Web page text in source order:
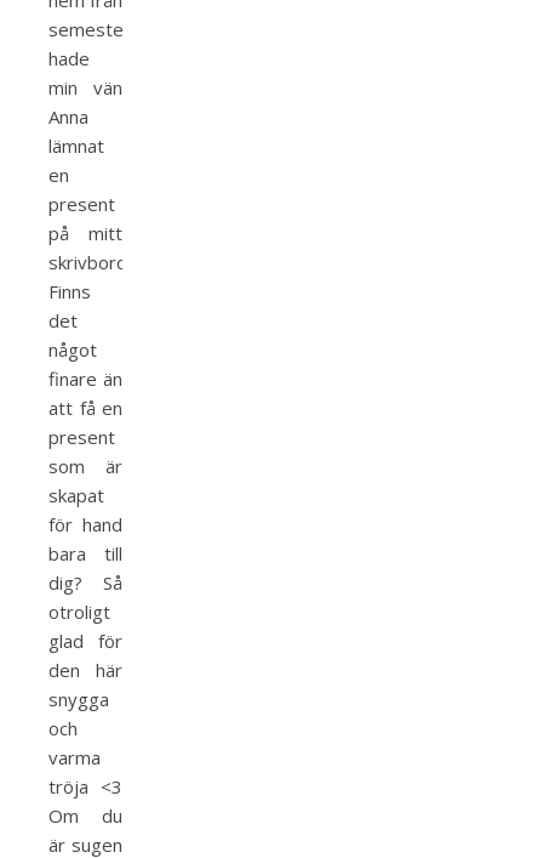
semestern
hade
min vän
Anna
lämnat
en
present
på mitt
skrivbord.
Finns
det
något
finare än
att få en
present
som är
skapat
för hand
bara till
dig? Så
otroligt
glad för
den här
snygga
och
varma
tröja <3
Om du
är sugen